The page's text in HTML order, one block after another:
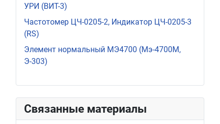
УРИ (ВИТ-3)
Частотомер ЦЧ-0205-2, Индикатор ЦЧ-0205-3
(RS)
Элемент нормальный МЭ4700 (Мэ-4700М,
Э-303)
Связанные материалы